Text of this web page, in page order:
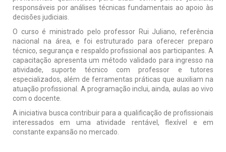
responsáveis por análises técnicas fundamentais ao apoio às
decisões judiciais.
O curso é ministrado pelo professor Rui Juliano, referência
nacional na área, e foi estruturado para oferecer preparo
técnico, segurança e respaldo profissional aos participantes. A
capacitação apresenta um método validado para ingresso na
atividade, suporte técnico com professor e tutores
especializados, além de ferramentas práticas que auxiliam na
atuação profissional. A programação inclui, ainda, aulas ao vivo
com o docente.
A iniciativa busca contribuir para a qualificação de profissionais
interessados em uma atividade rentável, flexível e em
constante expansão no mercado.